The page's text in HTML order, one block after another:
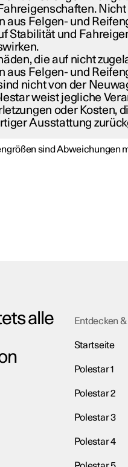
aus Felgen- und
Stabilität und
die auf nicht
aus Felgen- und
nicht von der
weist jegliche
oder Kosten,
Ausstattung
sind Abweichungen
alle
Entdecken
Startseite
Polestar 1
Polestar 2
Polestar 3
Polestar 4